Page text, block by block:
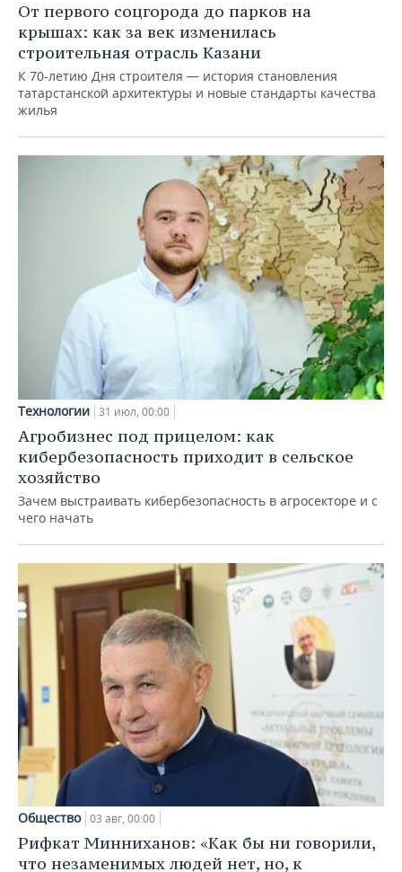
От первого соцгорода до парков на
крышах: как за век изменилась
строительная отрасль Казани
К 70-летию Дня строителя — история становления
татарстанской архитектуры и новые стандарты качества
жилья
Технологии 31 июл, 00:00
Агробизнес под прицелом: как
кибербезопасность приходит в сельское
хозяйство
Зачем выстраивать кибербезопасность в агросекторе и с
чего начать
Общество 03 авг, 00:00
Рифкат Минниханов: «Как бы ни говорили,
что незаменимых людей нет, но, к